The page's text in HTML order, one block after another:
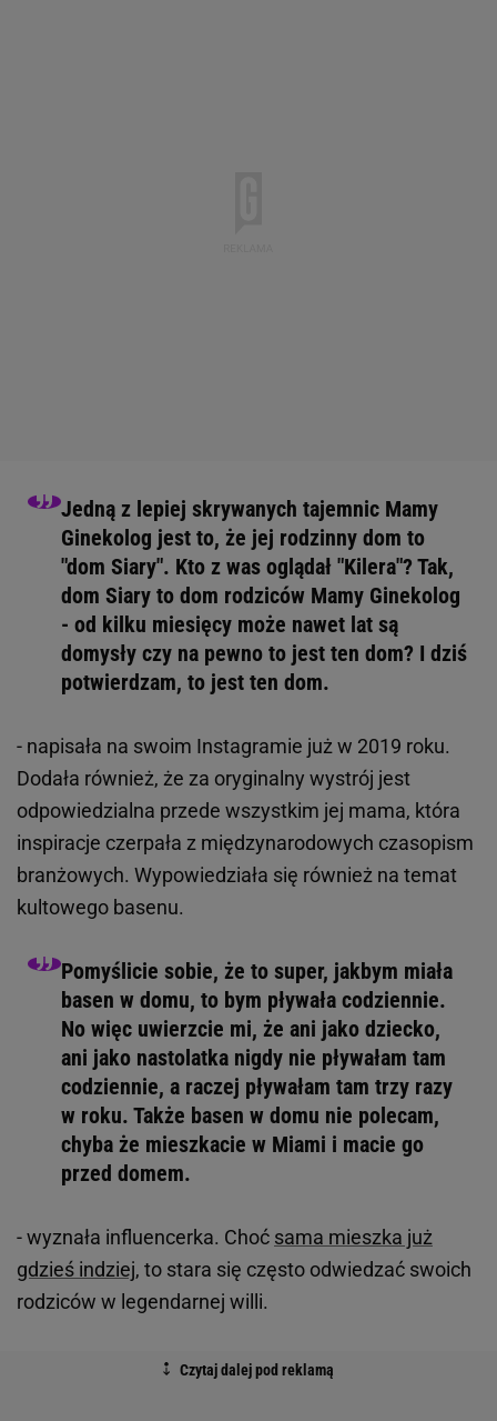
Jedną z lepiej skrywanych tajemnic Mamy
Ginekolog jest to, że jej rodzinny dom to
"dom Siary". Kto z was oglądał "Kilera"? Tak,
dom Siary to dom rodziców Mamy Ginekolog
- od kilku miesięcy może nawet lat są
domysły czy na pewno to jest ten dom? I dziś
potwierdzam, to jest ten dom.
- napisała na swoim Instagramie już w 2019 roku.
Dodała również, że za oryginalny wystrój jest
odpowiedzialna przede wszystkim jej mama, która
inspiracje czerpała z międzynarodowych czasopism
branżowych. Wypowiedziała się również na temat
kultowego basenu.
Pomyślicie sobie, że to super, jakbym miała
basen w domu, to bym pływała codziennie.
No więc uwierzcie mi, że ani jako dziecko,
ani jako nastolatka nigdy nie pływałam tam
codziennie, a raczej pływałam tam trzy razy
w roku. Także basen w domu nie polecam,
chyba że mieszkacie w Miami i macie go
przed domem.
- wyznała influencerka. Choć sama mieszka już
gdzieś indziej, to stara się często odwiedzać swoich
rodziców w legendarnej willi.